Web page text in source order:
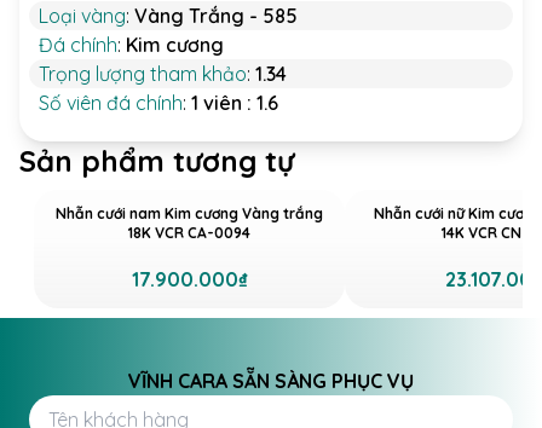
Loại vàng: Vàng Trắng - 585
Đá chính: Kim cương
Trọng lượng tham khảo: 1.34
Số viên đá chính: 1 viên : 1.6
Sản phẩm tương tự
Nhẫn cưới nam Kim cương Vàng trắng
18K VCR CA-0094
17.900.000₫
Nhẫn cưới nữ Kim
14K VCR CN-
VĨNH CARA SẴN SÀNG PHỤC VỤ